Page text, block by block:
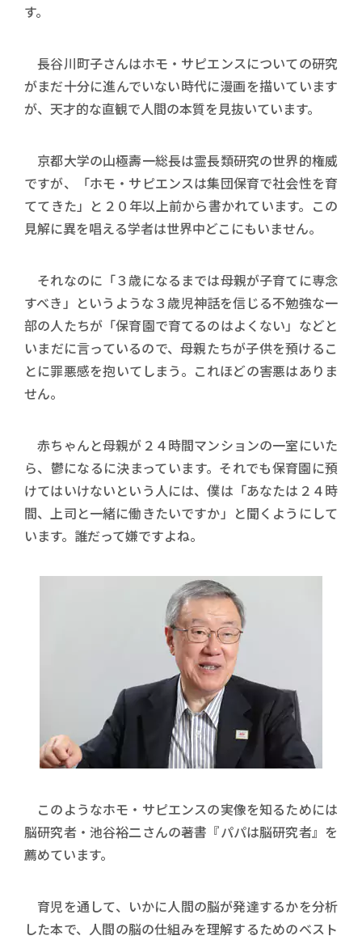
す。
長谷川町子さんはホモ・サピエンスについての研究
がまだ十分に進んでいない時代に漫画を描いています
が、天才的な直観で人間の本質を見抜いています。
京都大学の山極壽一総長は霊長類研究の世界的権威
ですが、「ホモ・サピエンスは集団保育で社会性を育
ててきた」と２０年以上前から書かれています。この
見解に異を唱える学者は世界中どこにもいません。
それなのに「３歳になるまでは母親が子育てに専念
すべき」というような３歳児神話を信じる不勉強な一
部の人たちが「保育園で育てるのはよくない」などと
いまだに言っているので、母親たちが子供を預けるこ
とに罪悪感を抱いてしまう。これほどの害悪はありま
せん。
赤ちゃんと母親が２４時間マンションの一室にいた
ら、鬱になるに決まっています。それでも保育園に預
けてはいけないという人には、僕は「あなたは２４時
間、上司と一緒に働きたいですか」と聞くようにして
います。誰だって嫌ですよね。
このようなホモ・サピエンスの実像を知るためには
脳研究者・池谷裕二さんの著書『パパは脳研究者』を
薦めています。
育児を通して、いかに人間の脳が発達するかを分析
した本で、人間の脳の仕組みを理解するためのベスト